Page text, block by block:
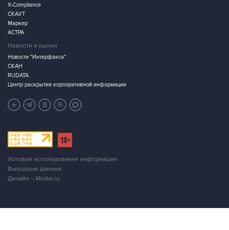
X-Compliance
СКАУТ
Маркер
АСТРА
Новости и рынки
Новости "Интерфакса"
СКАН
RUDATA
Центр раскрытия корпоративной информации
Условия использования информации
Выходные данные
Дизайн – Motka.ru